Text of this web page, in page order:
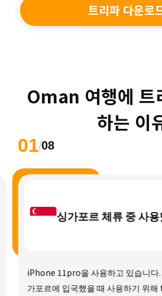
트리파 다운로
하는 이
01/08
싱가포르 체류 중 사
iPhone 11pro을 사용하고 있습니다
가포르에 입국했을 때 사용하기 위